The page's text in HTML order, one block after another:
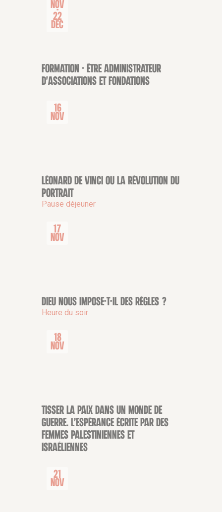
Nov
-
22
Déc
COLLOQUE-JOURNÉE D'ÉTUDE
Formation - Être administrateur
d'associations et fondations
16
Nov
CONFÉRENCE
Léonard de Vinci ou la révolution du
portrait
Pause déjeuner
17
Nov
CONFÉRENCE
Dieu nous impose-t-il des règles ?
Heure du soir
18
Nov
CONFÉRENCE
Tisser la Paix dans un monde de
guerre. L’espérance écrite par des
femmes palestiniennes et
israéliennes
21
Nov